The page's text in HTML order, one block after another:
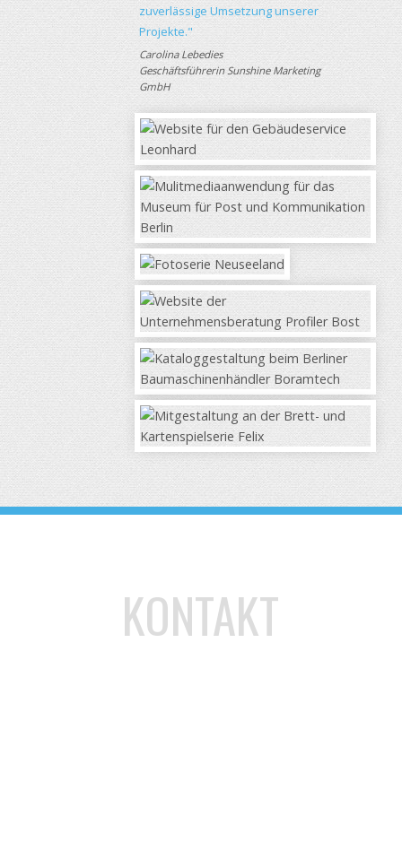
zuverlässige Umsetzung unserer
Projekte."
Carolina Lebedies
Geschäftsführerin Sunshine Marketing
GmbH
KONTAKT